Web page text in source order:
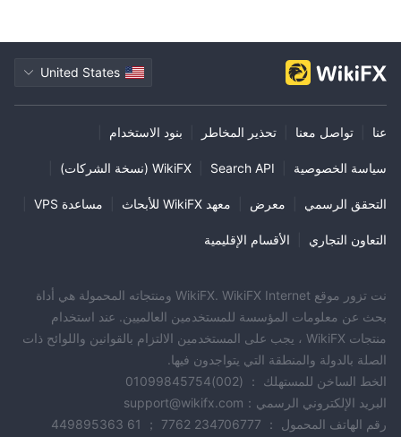
United States
عنا تواصل معنا تحذير المخاطر بنود الاستخدام
سياسة الخصوصية Search API WikiFX (نسخة الشركات)
التحقق الرسمي معرض معهد WikiFX للأبحاث مساعدة VPS
التعاون التجاري الأقسام الإقليمية
نت تزور موقع WikiFX. WikiFX Internet ومنتجاته المحمولة هي أداة
بحث عن معلومات المؤسسة للمستخدمين العالميين. عند استخدام
منتجات WikiFX ، يجب على المستخدمين الالتزام بالقوانين واللوائح ذات
الصلة بالدولة والمنطقة التي يتواجدون فيها.
الخط الساخن للمستهلك ： (002)01099845754
البريد الإلكتروني الرسمي：support@wikifx.com
رقم الهاتف المحمول ： 234706777 7762 ； 61 449895363